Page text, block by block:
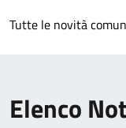
Tutte le novità
Elenco